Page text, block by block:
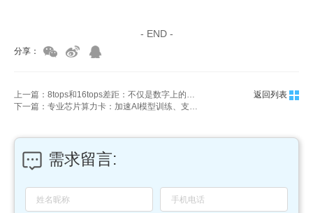
- END -
分享：
上一篇：8tops和16tops差距：不仅是数字上的翻倍，更反映了硬件架构、软件优化和应用场景的代际差异
返回列表
下一篇：专业芯片算力卡：加速AI模型训练、支撑AI模型推理、辅助其他高负载计算任务
需求留言: